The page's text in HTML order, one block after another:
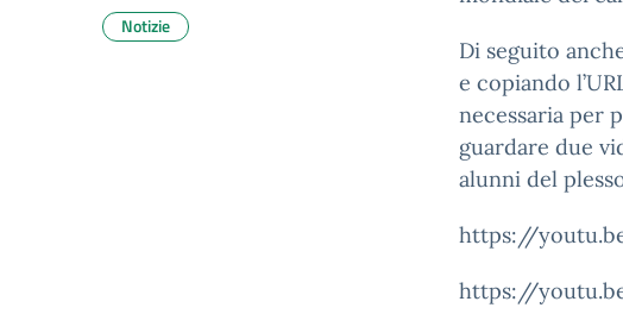
Di seguito
e copiando
necessaria per
guardare due
alunni del
https://
https://
Notizie